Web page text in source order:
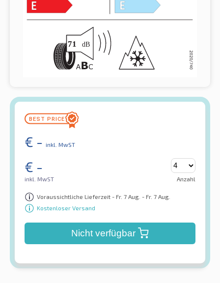
€ - inkl. MwST
€ -
inkl. MwST Anzahl
Voraussichtliche Lieferzeit - Fr. 7 Aug. - Fr. 7 Aug.
Kostenloser Versand
Nicht verfügbar